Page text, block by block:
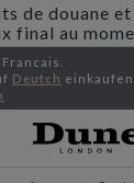
de douane
final au
Deutch einkaufen